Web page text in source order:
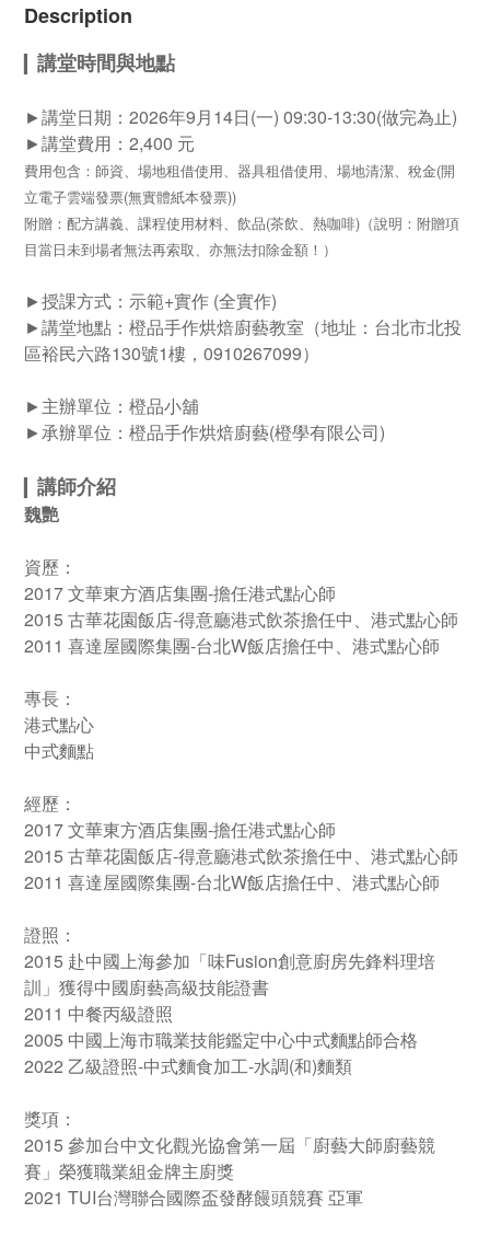
Description
講堂時間與地點
►講堂日期：2026年9月14日(一) 09:30-13:30(做完為止)
►講堂費用：2,400 元
費用包含： 師資、 場地租借使用、 器具租借使用、 場地清潔、稅金(開
立電子雲端發票(無實體紙本發票))
附贈： 配方講義、課程使用材料、 飲品(茶飲、熱咖啡)（說明： 附贈項
目當日未到場者無法再索取、亦無法扣除金額！）
►授課方式：示範+實作 (全實作)
►講堂地點：橙品手作烘焙廚藝教室（地址：台北市北投
區裕民六路130號1樓， 0910267099）
► 主辦單位：橙品小舖
►承辦單位：橙品手作烘焙廚藝(橙學有限公司)
講師介紹
魏艷
資歷：
2017 文華東方酒店集團-擔任港式點心師
2015 古華花園飯店-得意廳港式飲茶擔任中、港式點心師
2011 喜達屋國際集團-台北W飯店擔任中、港式點心師
專長：
港式點心
中式麵點
經歷：
2017 文華東方酒店集團-擔任港式點心師
2015 古華花園飯店-得意廳港式飲茶擔任中、港式點心師
2011 喜達屋國際集團-台北W飯店擔任中、港式點心師
證照：
2015 赴中國上海參加「味Fusion創意廚房先鋒料理培
訓」獲得中國廚藝高級技能證書
2011 中餐丙級證照
2005 中國上海市職業技能鑑定中心中式麵點師合格
2022 乙級證照-中式麵食加工-水調(和)麵類
獎項：
2015 參加台中文化觀光協會第一屆「廚藝大師廚藝競
賽」榮獲職業組金牌主廚獎
2021 TUI台灣聯合國際盃發酵饅頭競賽 亞軍